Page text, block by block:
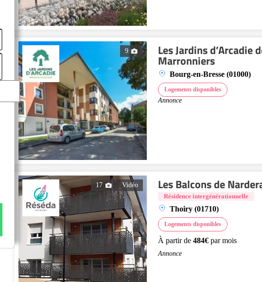
9 Les Jardins d’Arcadie
Marronniers
Bourg-en-Bresse (01000)
Logements disponibles
Annonce
17 Vidéo Les Balcons de
Résidence intergénérationnelle
Thoiry (01710)
Logements disponibles
À partir de 484€par mois
Annonce